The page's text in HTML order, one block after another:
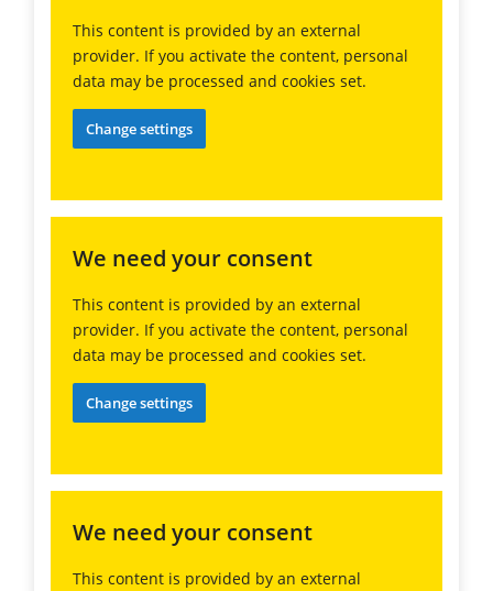
This content is provided by an external
provider. If you activate the content, personal
data may be processed and cookies set.
Change settings
We need your consent
This content is provided by an external
provider. If you activate the content, personal
data may be processed and cookies set.
Change settings
We need your consent
This content is provided by an external